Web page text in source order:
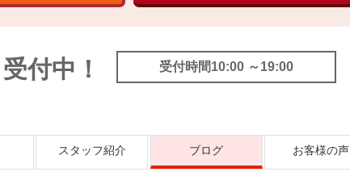
付中！ 受付時間10:00 ～19:00
スタッフ紹介 ブログ お客様の声